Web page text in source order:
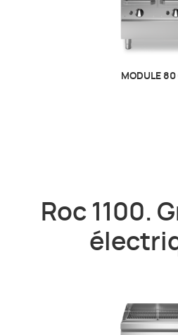
MODULE 80
Roc 1100.